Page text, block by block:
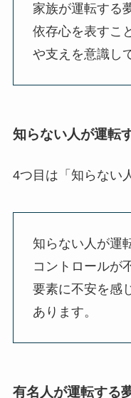
家族が運転する
依存心を表すこ
や支えを意識し
知らない人が運転
4つ目は「知らない
知らない人が運
コントロールが
要素に不安を感
あります。
有名人が運転する